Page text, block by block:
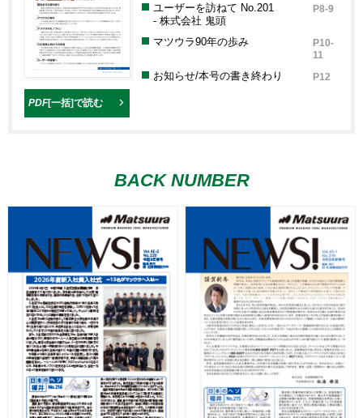
PDF[一括]で読む
ユーザーを訪ねて No.201
- 株式会社 鬼頭
P8-9
マツウラ90年の歩み
P10-
11
お知らせ/本号の書き終わり P12
BACK NUMBER